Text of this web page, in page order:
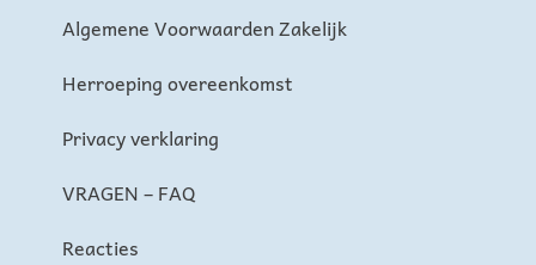
Algemene Voorwaarden Zakelijk
Herroeping overeenkomst
Privacy verklaring
VRAGEN – FAQ
Reacties